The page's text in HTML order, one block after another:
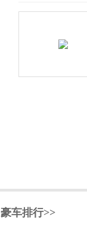
豪车排行>>